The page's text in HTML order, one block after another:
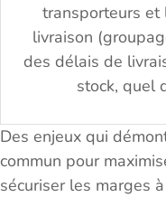
transporteurs et
livraison
des délais de
stock, quel
Des enjeux qui
commun pour
sécuriser les marges